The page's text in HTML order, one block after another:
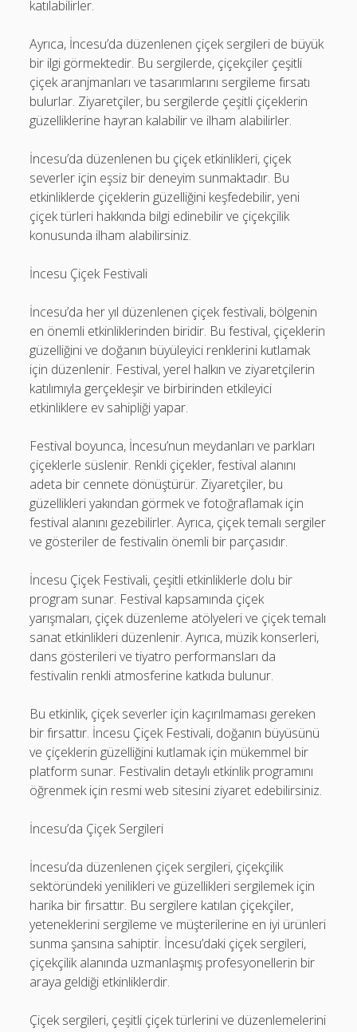
katılabilirler.
Ayrıca, İncesu’da düzenlenen çiçek sergileri de büyük
bir ilgi görmektedir. Bu sergilerde, çiçekçiler çeşitli
çiçek aranjmanları ve tasarımlarını sergileme fırsatı
bulurlar. Ziyaretçiler, bu sergilerde çeşitli çiçeklerin
güzelliklerine hayran kalabilir ve ilham alabilirler.
İncesu’da düzenlenen bu çiçek etkinlikleri, çiçek
severler için eşsiz bir deneyim sunmaktadır. Bu
etkinliklerde çiçeklerin güzelliğini keşfedebilir, yeni
çiçek türleri hakkında bilgi edinebilir ve çiçekçilik
konusunda ilham alabilirsiniz.
İncesu Çiçek Festivali
İncesu’da her yıl düzenlenen çiçek festivali, bölgenin
en önemli etkinliklerinden biridir. Bu festival, çiçeklerin
güzelliğini ve doğanın büyüleyici renklerini kutlamak
için düzenlenir. Festival, yerel halkın ve ziyaretçilerin
katılımıyla gerçekleşir ve birbirinden etkileyici
etkinliklere ev sahipliği yapar.
Festival boyunca, İncesu’nun meydanları ve parkları
çiçeklerle süslenir. Renkli çiçekler, festival alanını
adeta bir cennete dönüştürür. Ziyaretçiler, bu
güzellikleri yakından görmek ve fotoğraflamak için
festival alanını gezebilirler. Ayrıca, çiçek temalı sergiler
ve gösteriler de festivalin önemli bir parçasıdır.
İncesu Çiçek Festivali, çeşitli etkinliklerle dolu bir
program sunar. Festival kapsamında çiçek
yarışmaları, çiçek düzenleme atölyeleri ve çiçek temalı
sanat etkinlikleri düzenlenir. Ayrıca, müzik konserleri,
dans gösterileri ve tiyatro performansları da
festivalin renkli atmosferine katkıda bulunur.
Bu etkinlik, çiçek severler için kaçırılmaması gereken
bir fırsattır. İncesu Çiçek Festivali, doğanın büyüsünü
ve çiçeklerin güzelliğini kutlamak için mükemmel bir
platform sunar. Festivalin detaylı etkinlik programını
öğrenmek için resmi web sitesini ziyaret edebilirsiniz.
İncesu’da Çiçek Sergileri
İncesu’da düzenlenen çiçek sergileri, çiçekçilik
sektöründeki yenilikleri ve güzellikleri sergilemek için
harika bir fırsattır. Bu sergilere katılan çiçekçiler,
yeteneklerini sergileme ve müşterilerine en iyi ürünleri
sunma şansına sahiptir. İncesu’daki çiçek sergileri,
çiçekçilik alanında uzmanlaşmış profesyonellerin bir
araya geldiği etkinliklerdir.
Çiçek sergileri, çeşitli çiçek türlerini ve düzenlemelerini